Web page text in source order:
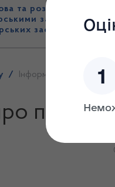
та роздрібна
засобами,
засобів (крім
/ Інформація про